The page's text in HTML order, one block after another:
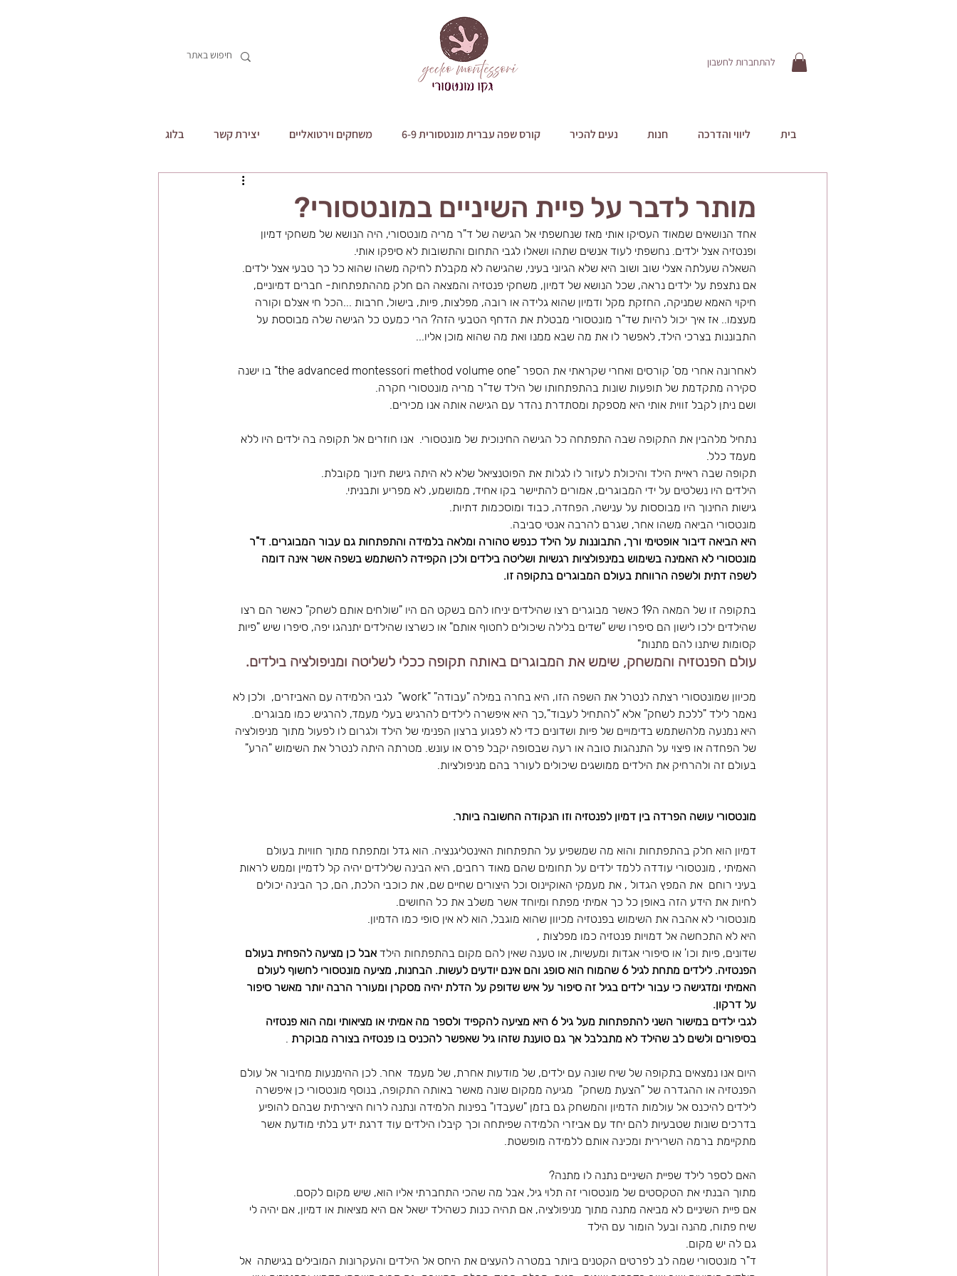
להתחברות לחשבון
בית ליווי והדרכה חנות נעים להכיר קורס שפה עברית מונטסורית 6-9 משחקים וירטואליים יצירת קשר בלוג
מותר לדבר על פיית השיניים במונטסורי?
אחד הנושאים שמאוד העסיקו אותי מאז שנחשפתי אל הגישה של ד"ר מריה מונטסורי, היה הנושא של משחקי דמיון
ופנטזיה אצל ילדים. נחשפתי לעוד אנשים שתהו ושאלו לגבי התחום והתשובות לא סיפקו אותי.
השאלה שעלתה אצלי שוב ושוב היא שלא הגיוני בעיני, שהגישה לא מקבלת לחיקה משהו שהוא כל כך טבעי אצל ילדים.
אם נתצפת על ילדים נראה, שכל הנושא של דמיון, משחקי פנטזיה והמצאה הם חלק מההתפתחות- חברים דמיוניים,
חיקוי האמא שמניקה, החזקת מקל ודמיון שהוא גלידה או רובה, מפלצות, פיות, בישול, חרבות ...הכל חי אצלם וקורה
מעצמו.. אז איך יכול להיות שד"ר מונטסורי מבטלת את הדחף הטבעי הזה? הרי כמעט כל הגישה שלה מבוססת על
התבוננות בצרכי הילד, לאפשר לו את מה שבא ממנו ואת מה שהוא מוכן אליו...
לאחרונה אחרי מס' קורסים ואחרי שקראתי את הספר "the advanced montessori method volume one" בו ישנה
סקירה מתקדמת של תופעות שונות בהתפתחותו של הילד שד"ר מריה מונטסורי חקרה.
ושם ניתן לקבל זווית אותי היא מספקת ומסתדרת נהדר עם הגישה אותה אנו מכירים.
נתחיל מלהבין את התקופה שבה התפתחה כל הגישה החינוכית של מונטסורי.  אנו חוזרים אל תקופה בה ילדים היו ללא
מעמד כלל.
תקופה שבה ראיית הילד והיכולת לעזור לו לגלות את הפוטנציאל שלא לא היתה גישת חינוך מקובלת.
הילדים היו נשלטים על ידי המבוגרים, אמורים להתיישר בקו אחיד, ממושמע, לא מפריע ותבניתי.
גישות החינוך היו מבוססות על ענישה, הפחדה, כבוד ומוסכמות דתיות.
מונטסורי הביאה משהו אחר, שגרם להרבה אנטי סביבה.
היא הביאה דיבור אופטימי ורך, התבוננות על הילד כנפש טהורה ומלאה בלמידה והתפתחות גם עבור המבוגרים. ד"ר
מונטסורי לא האמינה בשימוש במינפולציות רגשיות ושליטה בילדים ולכן הקפידה להשתמש בשפה אשר אינה דומה
לשפה דתית ולשפה הרווחת בעולם המבוגרים בתקופה זו.
בתקופה זו של המאה ה19 כאשר מבוגרים רצו שהילדים יניחו להם בשקט הם היו "שולחים אותם לשחק" כאשר הם רצו
שהילדים ילכו לישון הם סיפרו שיש "שדים בלילה שיכולים לחטוף אותם" או כשרצו שהילדים יתנהגו יפה, סיפרו שיש "פיות
קסומות שיתנו להם מתנות"
עולם הפנטזיה והמשחק, שימש את המבוגרים באותה תקופה ככלי לשליטה ומניפולציה בילדים.
מכיוון שמונטסורי רצתה לנטרל את השפה הזו, היא בחרה במילה "עבודה" "work"  לגבי הלמידה עם האביזרים,  ולכן לא
נאמר לילד "ללכת לשחק" אלא "להתחיל לעבוד",כך היא איפשרה לילדים להרגיש בעלי מעמד, להרגיש כמו מבוגרים.
היא נמנעה מלהשתמש בדימויים של פיות ושדונים כדי לא לפגוע ברצון הפנימי של הילד ולגרום לו לפעול מתוך מניפולציה
של הפחדה או פיצוי על התנהגות טובה או רעה שבסופה יקבל פרס או עונש. מטרתה היתה לנטרל את השימוש "הרע"
בעולם זה ולהרחיק את הילדים ממושגים שיכולים לעורר בהם מניפולציות.
מונטסורי עושה הפרדה בין דמיון לפנטזיה וזו הנקודה החשובה ביותר.
דמיון הוא חלק בהתפתחות והוא מה שמשפיע על התפתחות האינטליגנציה. הוא גדל ומתפתח מתוך חוויות בעולם
האמיתי , מונטסורי עודדה ללמד ילדים על תחומים שהם מאוד רחבים, היא הבינה שלילדים יהיה קל לדמיין וממש לראות
בעיני רוחם  את המפץ הגדול , את מעמקי האוקיינוס וכל היצורים שחיים שם, את כוכבי הלכת, הם, כך הבינה יכולים
לחיות את הידע הזה באופן כל כך אמיתי מפתח ומיוחד אשר משלב את כל החושים.
מונטסורי לא אהבה את השימוש בפנטזיה מכיוון שהוא מוגבל, הוא לא אין סופי כמו הדמיון.
היא לא התכחשה אל דמויות פנטזיה כמו מפלצות ,
שדונים, פיות וכו' או סיפורי אגדות ומעשיות, או טענה שאין להם מקום בהתפתחות הילד אבל כן מציעה להפחית בעולם
הפנטזיה. לילדים מתחת לגיל 6 שהמוח הוא סופג והם אינם יודעים לעשות. הבחנות, מציעה מונטסורי לחשוף לעולם
האמיתי ומדגישה כי עבור ילדים בגיל זה סיפור על איש שדופק על הדלת יהיה מסקרן ומעורר הרבה יותר מאשר סיפור
על דרקון.
לגבי ילדים במישור השני להתפתחות מעל גיל 6 היא מציעה להקפיד ולספר מה אמיתי או מציאותי ומה הוא פנטזיה
בסיפורים ולשים לב שהילד לא מתבלבל אך גם טוענת שזהו גיל שאפשר להכניס בו פנטזיה בצורה מבוקרת .
היום אנו נמצאים בתקופה של שיח שונה עם ילדים, של מודעות אחרת, של מעמד  אחר. לכן ההימנעות מחיבור אל עולם
הפנטזיה או ההגדרה של "הצעת משחק"  מגיעה ממקום שונה מאשר באותה התקופה, בנוסף מונטסורי כן איפשרה
לילדים להיכנס אל עולמות הדמיון והמשחק גם בזמן "שעבדו" בפינות הלמידה ונתנה לרוח היצירתית שבהם להופיע
בדרכים שונות שטבעיות להם יחד עם אביזרי הלמידה שפיתחה וכך קיבלו הילדים עוד דרגת ידע בלתי מודעת אשר
מתקיימת ברמה השרירית ומכינה אותם ללמידה מופשטת.
האם לספר לילד שפיית השיניים נתנה לו מתנה?
מתוך הבנתי את הטקסטים של מונטסורי זה תלוי גיל, אבל מה שהכי התחברתי אליו הוא, שיש מקום לקסם.
אם פיית השיניים לא מביאה מתנה מתוך מניפולציה, אם תהיה כנות כשהילד ישאל אם היא מציאות או דמיון, אם יהיה לי
שיח פתוח, מהנה ובעל הומור עם הילד
גם לה יש מקום.
ד"ר מונטסורי שמה לב לפרטים הקטנים ביותר במטרה להעצים את היחס אל הילדים והעקרונות המובילים בגישתה  אל